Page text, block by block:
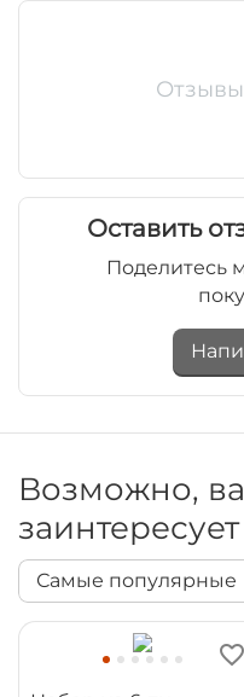
Оставить
Поделитесь
Возможно,
заинтересует
Самые популярные